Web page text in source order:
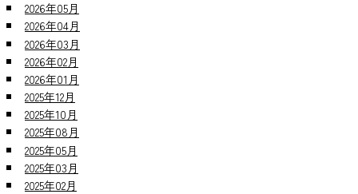
2026年05月
2026年04月
2026年03月
2026年02月
2026年01月
2025年12月
2025年10月
2025年08月
2025年05月
2025年03月
2025年02月